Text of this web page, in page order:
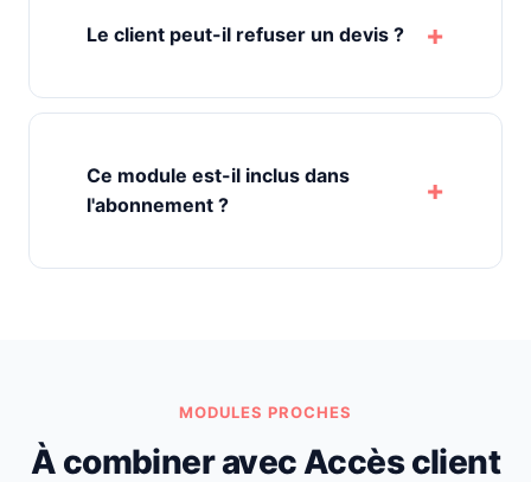
Le client peut-il refuser un devis ?
Ce module est-il inclus dans
l'abonnement ?
MODULES PROCHES
À combiner avec Accès client